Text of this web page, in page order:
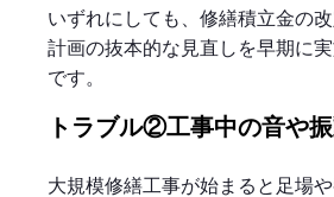
いずれにしても、修繕積立金の
計画の抜本的な見直しを早期に
です。
トラブル②工事中の音や
大規模修繕工事が始まると足場や